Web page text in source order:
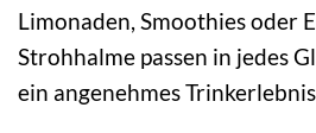
Limonaden, Smoothies oder
Strohhalme passen in jedes
ein angenehmes